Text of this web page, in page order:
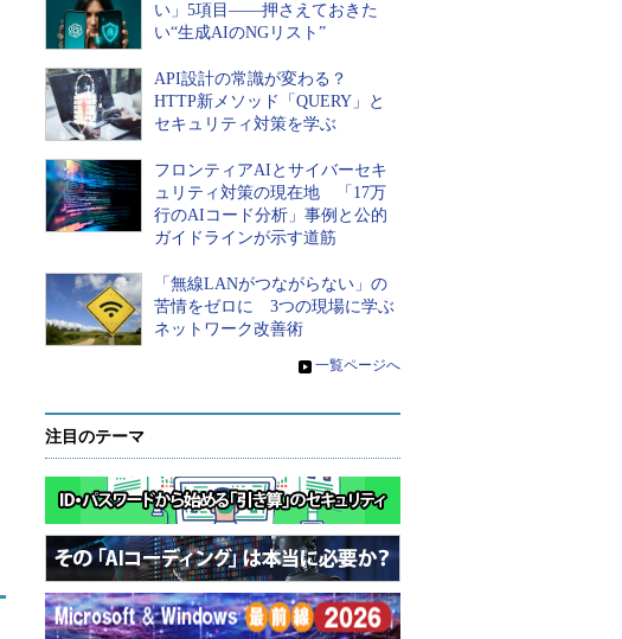
い」5項目――押さえておきた
い“生成AIのNGリスト”
API設計の常識が変わる？
HTTP新メソッド「QUERY」と
セキュリティ対策を学ぶ
フロンティアAIとサイバーセキ
ュリティ対策の現在地 「17万
行のAIコード分析」事例と公的
ガイドラインが示す道筋
「無線LANがつながらない」の
苦情をゼロに 3つの現場に学ぶ
ネットワーク改善術
» 一覧ページへ
注目のテーマ